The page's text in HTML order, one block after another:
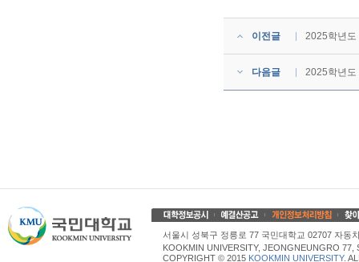
이전글 2025학년도
다음글 2025학년도
서울시 성북구 정릉로 77 국민대학교 02707 자동
KOOKMIN UNIVERSITY, JEONGNEUNGRO
COPYRIGHT © 2015 KOOKMIN UNIVERSITY.